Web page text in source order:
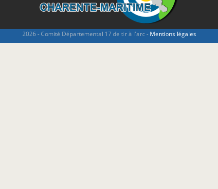
2026 - Comité Départemental 17 de tir à l'arc - Mentions légales